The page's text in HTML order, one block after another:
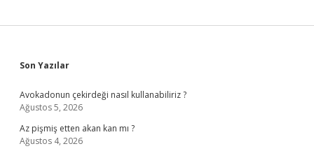
Sidebar
Son Yazılar
Avokadonun çekirdeği nasıl kullanabiliriz ?
Ağustos 5, 2026
Az pişmiş etten akan kan mı ?
Ağustos 4, 2026